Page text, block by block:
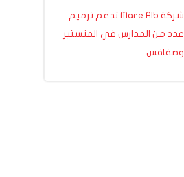
شركة Mare Alb تدعم ترميم
عدد من المدارس في المنستير
وصفاقس